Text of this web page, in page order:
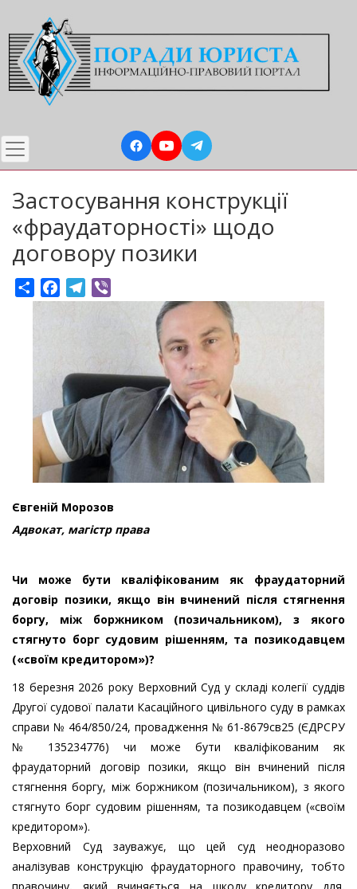
до
основного
вмісту
Застосування конструкції
«фраудаторності» щодо
договору позики
ShareFacebookTelegram
Євгеній Морозов
Адвокат, магістр права
Чи може бути кваліфікованим як фраудаторний
договір позики, якщо він вчинений після стягнення
боргу, між боржником (позичальником), з якого
стягнуто борг судовим рішенням, та позикодавцем
(«своїм кредитором»)?
18 березня 2026 року Верховний Суд у складі колегії суддів
Другої судової палати Касаційного цивільного суду в рамках
справи № 464/850/24, провадження № 61-8679св25 (ЄДРСРУ
№ 135234776) чи може бути кваліфікованим як
фраудаторний договір позики, якщо він вчинений після
стягнення боргу, між боржником (позичальником), з якого
стягнуто борг судовим рішенням, та позикодавцем («своїм
кредитором»).
Верховний Суд зауважує, що цей суд неодноразово
аналізував конструкцію фраудаторного правочину, тобто